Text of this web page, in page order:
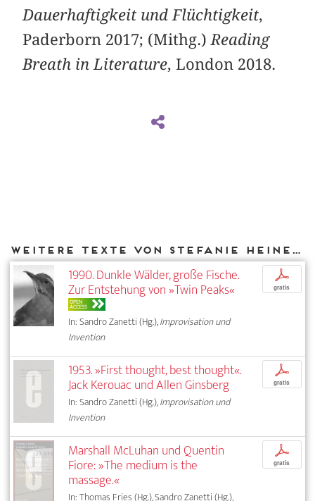
Dauerhaftigkeit und Flüchtigkeit,
Paderborn 2017; (Mithg.) Reading
Breath in Literature, London 2018.
Weitere Texte von Stefanie Heine bei DIAPHANES
1990. Dunkle Wälder, große Fische.
Zur Entstehung von »Twin Peaks«
OPEN
ACCESS
In: Sandro Zanetti (Hg.),Improvisation und
Invention
p
gratis
1953. »First thought, best thought«.
Jack Kerouac und Allen Ginsberg
In: Sandro Zanetti (Hg.),Improvisation und
Invention
p
gratis
Marshall McLuhan und Quentin
Fiore: »The medium is the
massage.«
In: Thomas Fries (Hg.), Sandro Zanetti (Hg.),
p
gratis